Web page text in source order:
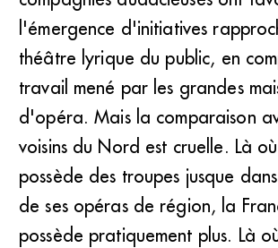
l'émergence d'initiatives
théâtre lyrique du public, en
travail mené par les grandes
d'opéra. Mais la comparaison
voisins du Nord est cruelle. Là
possède des troupes jusque
de ses opéras de région, la
possède pratiquement plus. Là